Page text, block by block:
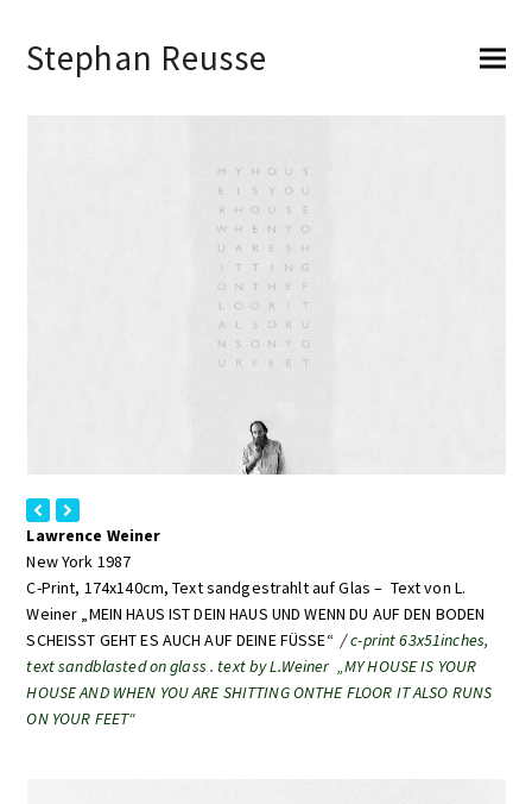
Stephan Reusse
previous
slideslide
Lawrence Weiner
New York 1987
C-Print, 174x140cm, Text sandgestrahlt auf Glas – Text von L.
Weiner „MEIN HAUS IST DEIN HAUS UND WENN DU AUF DEN BODEN
SCHEISST GEHT ES AUCH AUF DEINE FÜSSE“ /c-print 63x51inches,
text sandblasted on glass . text by L.Weiner „MY HOUSE IS YOUR
HOUSE AND WHEN YOU ARE SHITTING ONTHE FLOOR IT ALSO RUNS
ON YOUR FEET“